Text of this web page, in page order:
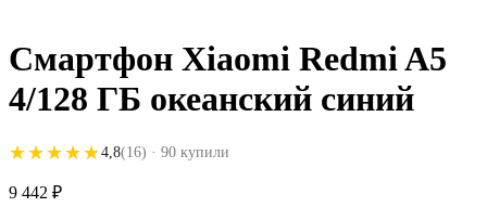
Смартфон Xiaomi Redmi A5
4/128 ГБ океанский синий
★★★★★
★★★★★ 4,8(16) · 90 купили
9 442 ₽